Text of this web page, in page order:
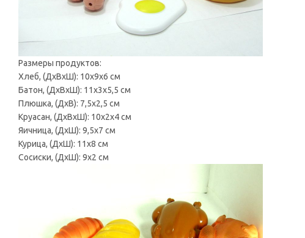
Размеры продуктов:
Хлеб, (ДxВxШ): 10x9x6 см
Батон, (ДxВxШ): 11x3x5,5 см
Плюшка, (ДxВ): 7,5x2,5 см
Круасан, (ДxВxШ): 10x2x4 см
Яичница, (ДxШ): 9,5x7 см
Курица, (ДxШ): 11x8 см
Сосиски, (ДxШ): 9x2 см